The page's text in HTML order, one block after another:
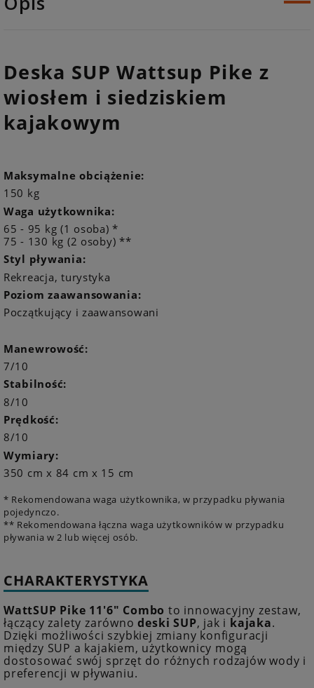
Deska SUP Wattsup Pike z
wiosłem i siedziskiem
kajakowym
Maksymalne obciążenie:
150 kg
Waga użytkownika:
65 - 95 kg (1 osoba) *
75 - 130 kg (2 osoby) **
Styl pływania:
Rekreacja, turystyka
Poziom zaawansowania:
Początkujący i zaawansowani
Manewrowość:
7/10
Stabilność:
8/10
Prędkość:
8/10
Wymiary:
350 cm x 84 cm x 15 cm
* Rekomendowana waga użytkownika, w przypadku pływania
pojedynczo.
** Rekomendowana łączna waga użytkowników w przypadku
pływania w 2 lub więcej osób.
CHARAKTERYSTYKA
WattSUP Pike 11'6" Combo to innowacyjny zestaw,
łączący zalety zarównodeski SUP, jak i kajaka.
Dzięki możliwości szybkiej zmiany konfiguracji
między SUP a kajakiem, użytkownicy mogą
dostosować swój sprzęt do różnych rodzajów wody i
preferencji w pływaniu.